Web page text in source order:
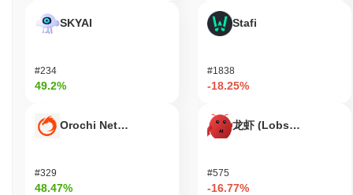
Bird Dog est-il toujours actif ou pertinent ?
une sortie significative en septembre 2023 qui a introduit de
nouvelles fonctionnalités visant à améliorer l'engagement des
constamment poussé des mises à jour pour améliorer la
performance et la sécurité de la plateforme, avec plusieurs mises
SKYAI
#234
49.2%
Orochi Network
#329
48.47%
Stafi
#1838
-18.25%
龙虾 (Lobster)
#575
-16.77%